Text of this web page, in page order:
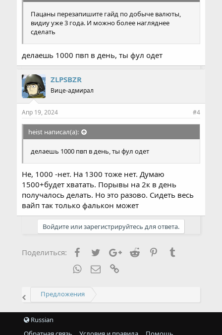
Пацаны перезапишите гайд по добыче валюты,
видиу уже 3 года. И можно более нагляднее
сделать
делаешь 1000 пвп в день, ты фул одет
ZLPSBZR
Вице-адмирал
Апр 19, 2024 #4
heist написал(а):
делаешь 1000 пвп в день, ты фул одет
Не, 1000 -нет. На 1300 тоже нет. Думаю
1500+будет хватать. Порывы на 2к в день
получалось делать. Но это разово. Сидеть весь
вайп так только фалькон может
Войдите или зарегистрируйтесь для ответа.
Поделиться: FacebookTwitterGoogle+
Reddit Pinterest
WhatsAppЭлектронная почта
Предложения
Russian